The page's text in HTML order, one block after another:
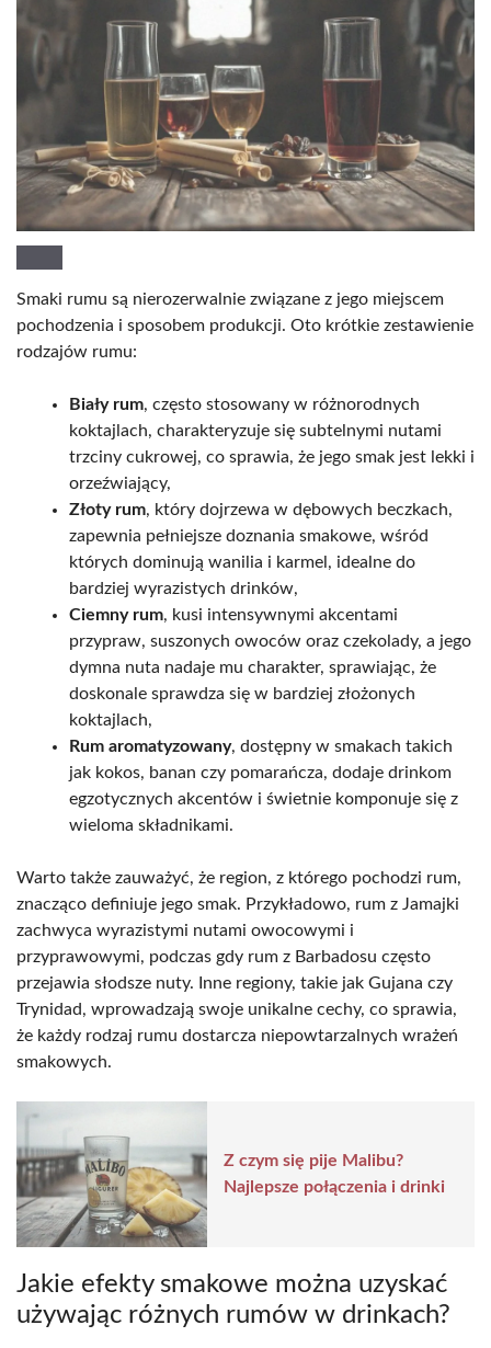
Smaki rumu są nierozerwalnie związane z jego miejscem
pochodzenia i sposobem produkcji. Oto krótkie zestawienie
rodzajów rumu:
Biały rum, często stosowany w różnorodnych
koktajlach, charakteryzuje się subtelnymi nutami
trzciny cukrowej, co sprawia, że jego smak jest lekki i
orzeźwiający,
Złoty rum, który dojrzewa w dębowych beczkach,
zapewnia pełniejsze doznania smakowe, wśród
których dominują wanilia i karmel, idealne do
bardziej wyrazistych drinków,
Ciemny rum, kusi intensywnymi akcentami
przypraw, suszonych owoców oraz czekolady, a jego
dymna nuta nadaje mu charakter, sprawiając, że
doskonale sprawdza się w bardziej złożonych
koktajlach,
Rum aromatyzowany, dostępny w smakach takich
jak kokos, banan czy pomarańcza, dodaje drinkom
egzotycznych akcentów i świetnie komponuje się z
wieloma składnikami.
Warto także zauważyć, że region, z którego pochodzi rum,
znacząco definiuje jego smak. Przykładowo, rum z Jamajki
zachwyca wyrazistymi nutami owocowymi i
przyprawowymi, podczas gdy rum z Barbadosu często
przejawia słodsze nuty. Inne regiony, takie jak Gujana czy
Trynidad, wprowadzają swoje unikalne cechy, co sprawia,
że każdy rodzaj rumu dostarcza niepowtarzalnych wrażeń
smakowych.
Z czym się pije Malibu?
Najlepsze połączenia i drinki
Jakie efekty smakowe można uzyskać
używając różnych rumów w drinkach?